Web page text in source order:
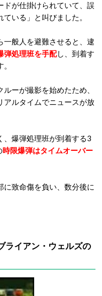
ドが仕掛けられていて、誤
いる」と叫びました。
一般人を避難させると、逮
弾処理班を手配し、到着す
ーが撮影を始めたため、
アルタイムでニュースが放
、爆弾処理班が到着する3
時限爆弾はタイムオーバー
に致命傷を負い、数分後に
ライアン・ウェルズの